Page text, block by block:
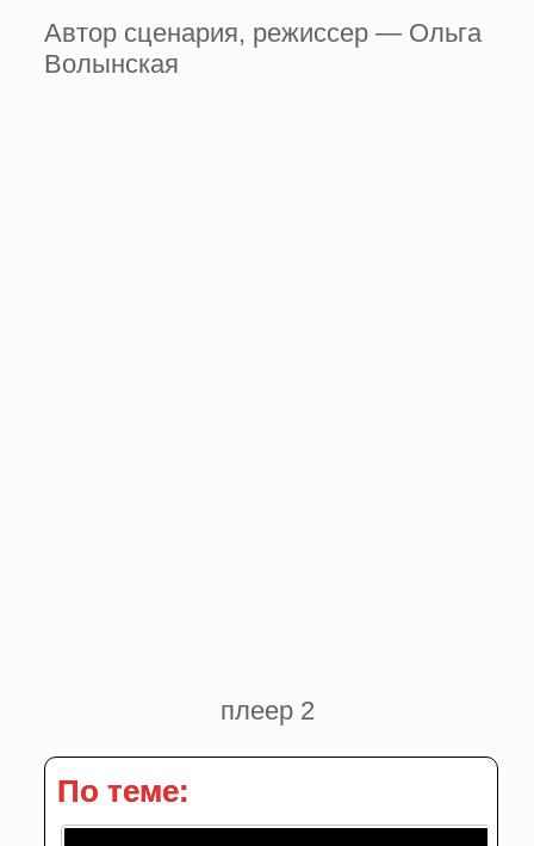
Автор сценария, режиссер — Ольга
Волынская
плеер 2
По теме: